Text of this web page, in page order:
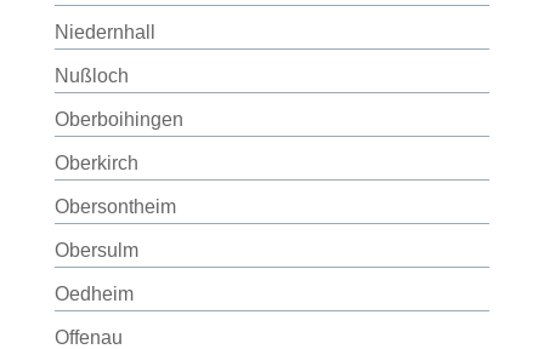
Niedernhall
Nußloch
Oberboihingen
Oberkirch
Obersontheim
Obersulm
Oedheim
Offenau